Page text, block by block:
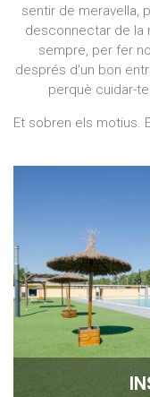
sentir de meravella,
desconnectar de la
sempre, per fer
després d'un bon
perquè cuidar-
Et sobren els motius.